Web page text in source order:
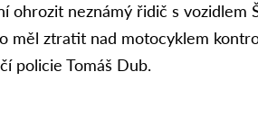
ohrozit neznámý řidič s vozidlem
měl ztratit nad motocyklem
policie Tomáš Dub.